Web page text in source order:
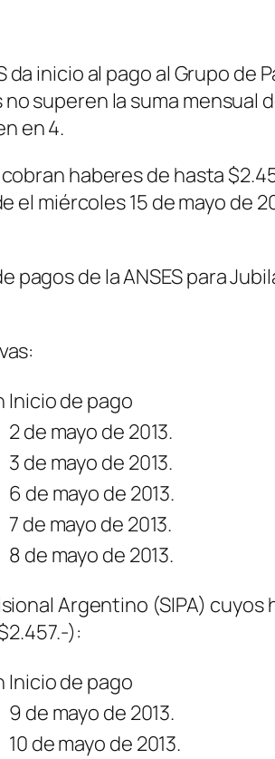
da inicio al pago al Grupo
superen la suma mensual
en 4.
haberes de hasta
miércoles 15 de mayo de
de la ANSES para
Inicio de pago
2 de mayo de 2013.
3 de mayo de 2013.
6 de mayo de 2013.
7 de mayo de 2013.
8 de mayo de 2013.
Argentino (SIPA)
):
Inicio de pago
9 de mayo de 2013.
10 de mayo de 2013.